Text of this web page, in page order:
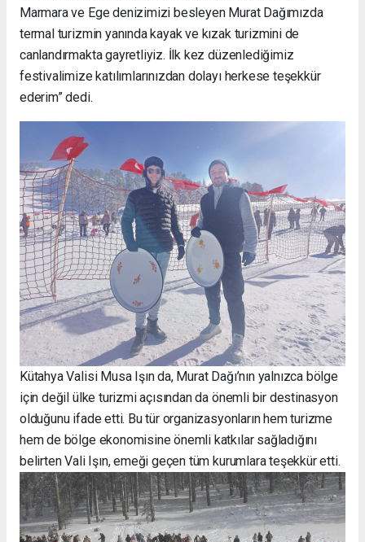
Marmara ve Ege denizimizi besleyen Murat Dağımızda
termal turizmin yanında kayak ve kızak turizmini de
canlandırmakta gayretliyiz. İlk kez düzenlediğimiz
festivalimize katılımlarınızdan dolayı herkese teşekkür
ederim” dedi.
Kütahya Valisi Musa Işın da, Murat Dağı’nın yalnızca bölge
için değil ülke turizmi açısından da önemli bir destinasyon
olduğunu ifade etti. Bu tür organizasyonların hem turizme
hem de bölge ekonomisine önemli katkılar sağladığını
belirten Vali Işın, emeği geçen tüm kurumlara teşekkür etti.